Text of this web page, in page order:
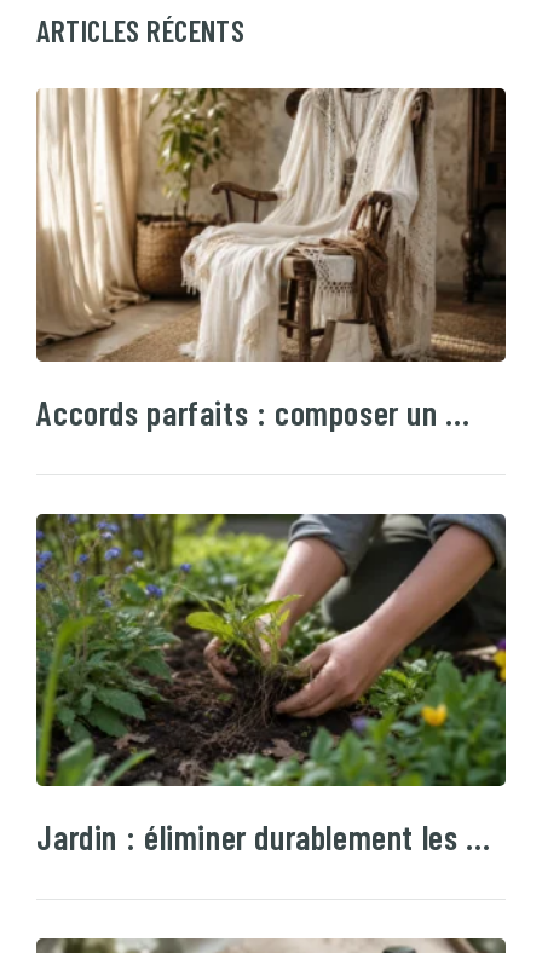
ARTICLES RÉCENTS
Accords parfaits : composer un …
Jardin : éliminer durablement les …